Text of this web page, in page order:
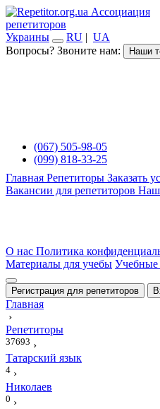
Ассоциация
репетиторов
Украины
RU | UA
Вопросы? Звоните нам:
Наши
(067) 505-98-05
(099) 818-33-25
Главная Репетиторы Заказать
Вакансии для репетиторов
О нас Политика
Материалы для учебы Учебные
Регистрация для репетиторов
Главная
›
Репетиторы
37693 ›
Татарский язык
4 ›
Николаев
0 ›